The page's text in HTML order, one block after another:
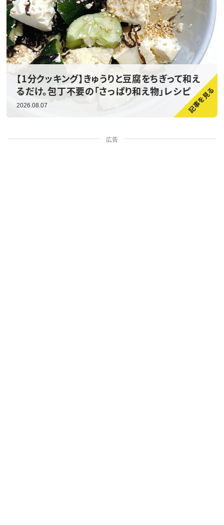
【1分クッキング】きゅうりと豆腐をちぎって和え
るだけ。包丁不要の「さっぱり和え物」レシピ
2026.08.07
広告